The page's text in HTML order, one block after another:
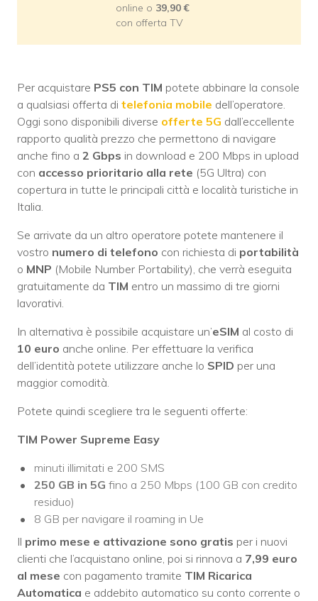
online o 39,90 €
con offerta TV
Per acquistare PS5 con TIM potete abbinare la console
a qualsiasi offerta di telefonia mobile dell’operatore.
Oggi sono disponibili diverse offerte 5G dall’eccellente
rapporto qualità prezzo che permettono di navigare
anche fino a 2 Gbps in download e 200 Mbps in upload
con accesso prioritario alla rete (5G Ultra) con
copertura in tutte le principali città e località turistiche in
Italia.
Se arrivate da un altro operatore potete mantenere il
vostro numero di telefono con richiesta di portabilità
o MNP (Mobile Number Portability), che verrà eseguita
gratuitamente da TIM entro un massimo di tre giorni
lavorativi.
In alternativa è possibile acquistare un’eSIM al costo di
10 euro anche online. Per effettuare la verifica
dell’identità potete utilizzare anche lo SPID per una
maggior comodità.
Potete quindi scegliere tra le seguenti offerte:
TIM Power Supreme Easy
minuti illimitati e 200 SMS
250 GB in 5G fino a 250 Mbps (100 GB con credito
residuo)
8 GB per navigare il roaming in Ue
Il primo mese e attivazione sono gratis per i nuovi
clienti che l’acquistano online, poi si rinnova a 7,99 euro
al mese con pagamento tramite TIM Ricarica
Automatica e addebito automatico su conto corrente o